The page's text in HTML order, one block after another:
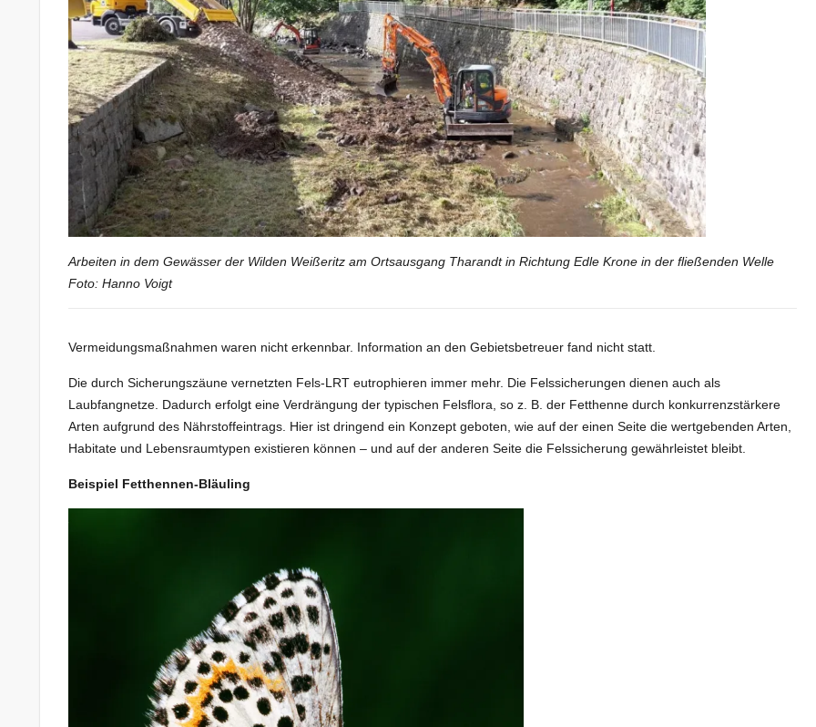
Arbeiten in dem Gewässer der Wilden Weißeritz am Ortsausgang Tharandt in Richtung Edle Krone in der fließenden Welle
Foto: Hanno Voigt
Vermeidungsmaßnahmen waren nicht erkennbar. Information an den Gebietsbetreuer fand nicht statt.
Die durch Sicherungszäune vernetzten Fels-LRT eutrophieren immer mehr. Die Felssicherungen dienen auch als
Laubfangnetze. Dadurch erfolgt eine Verdrängung der typischen Felsflora, so z. B. der Fetthenne durch konkurrenzstärkere
Arten aufgrund des Nährstoffeintrags. Hier ist dringend ein Konzept geboten, wie auf der einen Seite die wertgebenden Arten,
Habitate und Lebensraumtypen existieren können – und auf der anderen Seite die Felssicherung gewährleistet bleibt.
Beispiel Fetthennen-Bläuling